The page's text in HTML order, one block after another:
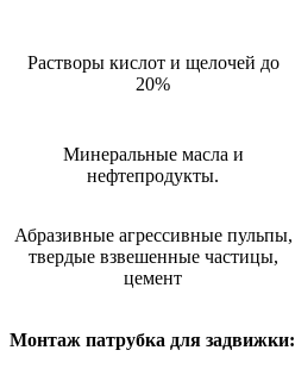
Растворы кислот и щелочей до
20%
Минеральные масла и
нефтепродукты.
Абразивные агрессивные пульпы,
твердые взвешенные частицы,
цемент
Монтаж патрубка для задвижки: